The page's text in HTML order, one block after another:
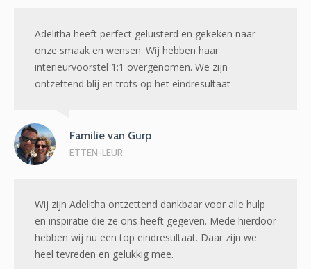
Adelitha heeft perfect geluisterd en gekeken naar
onze smaak en wensen. Wij hebben haar
interieurvoorstel 1:1 overgenomen. We zijn
ontzettend blij en trots op het eindresultaat
Familie van Gurp
ETTEN-LEUR
Wij zijn Adelitha ontzettend dankbaar voor alle hulp
en inspiratie die ze ons heeft gegeven. Mede hierdoor
hebben wij nu een top eindresultaat. Daar zijn we
heel tevreden en gelukkig mee.